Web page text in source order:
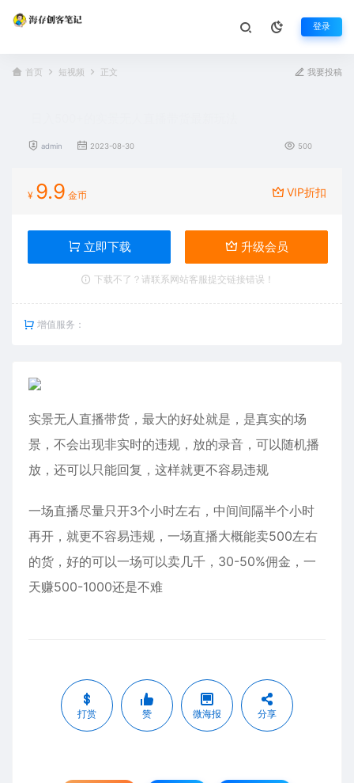
登录
首页 短视频 正文 我要投稿
admin 2023-08-30 500
¥ 9.9 金币 VIP折扣
立即下载 升级会员
下载不了？请联系网站客服提交链接错误！
增值服务：
实景无人直播带货，最大的好处就是，是真实的场
景，不会出现非实时的违规，放的录音，可以随机播
放，还可以只能回复，这样就更不容易违规
一场直播尽量只开3个小时左右，中间间隔半个小时
再开，就更不容易违规，一场直播大概能卖500左右
的货，好的可以一场可以卖几千，30-50%佣金，一
天赚500-1000还是不难
打赏 赞 微海报 分享